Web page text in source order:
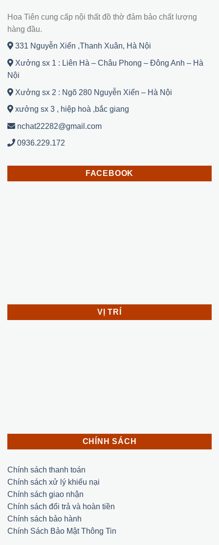
Hoa Tiên cung cấp nội thất đồ thờ đảm bảo chất lượng
hàng đầu.
331 Nguyễn Xiển ,Thanh Xuân, Hà Nội
Xưởng sx 1 : Liên Hà – Châu Phong – Đông Anh – Hà
Nội
Xưởng sx 2 : Ngõ 280 Nguyễn Xiển – Hà Nội
xưởng sx 3 , hiệp hoà ,bắc giang
nchat22282@gmail.com
0936.229.172
FACEBOOK
VỊ TRÍ
CHÍNH SÁCH
Chính sách thanh toán
Chính sách xử lý khiếu nại
Chính sách giao nhận
Chính sách đổi trả và hoàn tiền
Chính sách bảo hành
Chính Sách Bảo Mật Thông Tin